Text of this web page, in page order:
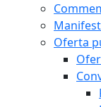
Oferta